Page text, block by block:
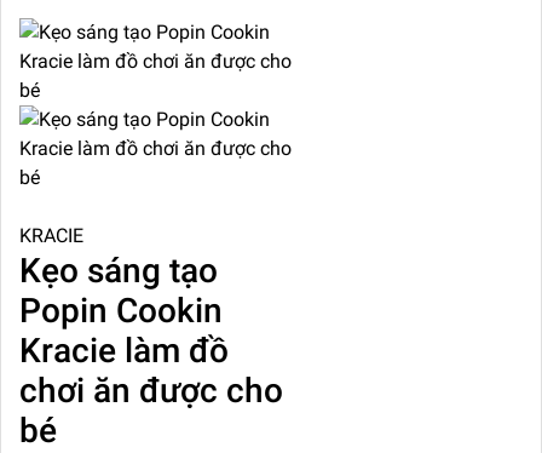
KRACIE
Kẹo sáng tạo
Popin Cookin
Kracie làm đồ
chơi ăn được cho
bé